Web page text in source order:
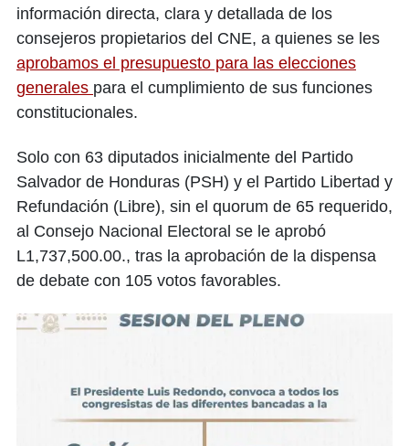
información directa, clara y detallada de los
consejeros propietarios del CNE, a quienes se les
aprobamos el presupuesto para las elecciones
generales para el cumplimiento de sus funciones
constitucionales.
Solo con 63 diputados inicialmente del Partido
Salvador de Honduras (PSH) y el Partido Libertad y
Refundación (Libre), sin el quorum de 65 requerido,
al Consejo Nacional Electoral se le aprobó
L1,737,500.00., tras la aprobación de la dispensa
de debate con 105 votos favorables.